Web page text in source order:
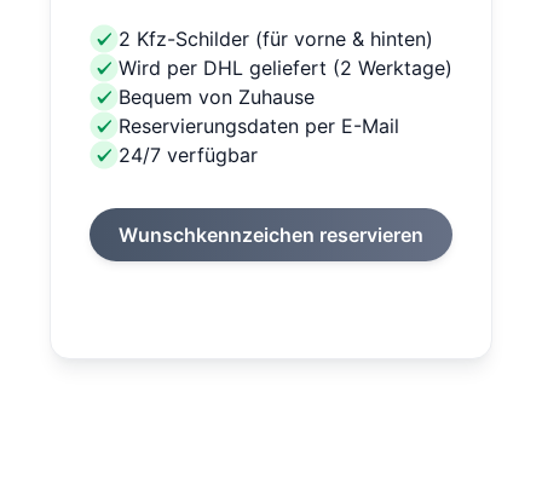
2 Kfz-Schilder (für vorne & hinten)
Wird per DHL geliefert (2 Werktage)
Bequem von Zuhause
Reservierungsdaten per E-Mail
24/7 verfügbar
Wunschkennzeichen reservieren